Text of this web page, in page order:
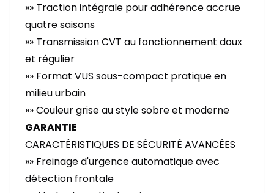
»» Traction intégrale pour adhérence accrue
quatre saisons
»» Transmission CVT au fonctionnement doux
et régulier
»» Format VUS sous-compact pratique en
milieu urbain
»» Couleur grise au style sobre et moderne
GARANTIE
CARACTÉRISTIQUES DE SÉCURITÉ AVANCÉES
»» Freinage d'urgence automatique avec
détection frontale